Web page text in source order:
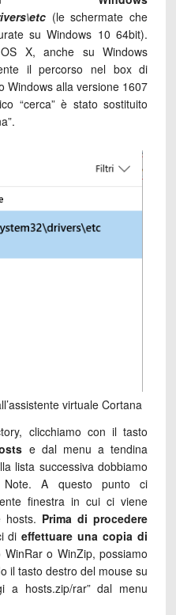
(le schermate che
su Windows 10 64bit).
X, anche su Windows
il percorso nel box di
Windows alla versione 1607
“cerca” è stato sostituito
virtuale Cortana
clicchiamo con il tasto
e dal menu a tendina
lista successiva dobbiamo
Note. A questo punto ci
finestra in cui ci viene
hosts. Prima di procedere
dieffettuare una copia di
o WinZip, possiamo
il tasto destro del mouse su
a hosts.zip/rar” dal menu